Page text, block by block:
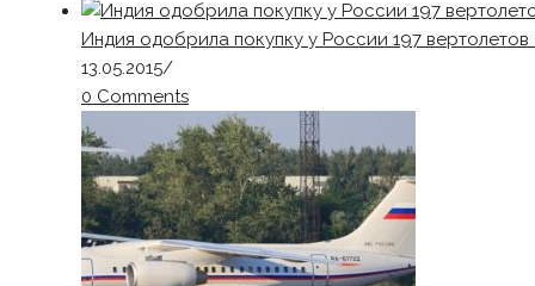
Индия одобрила покупку у России 197
13.05.2015/
0 Comments